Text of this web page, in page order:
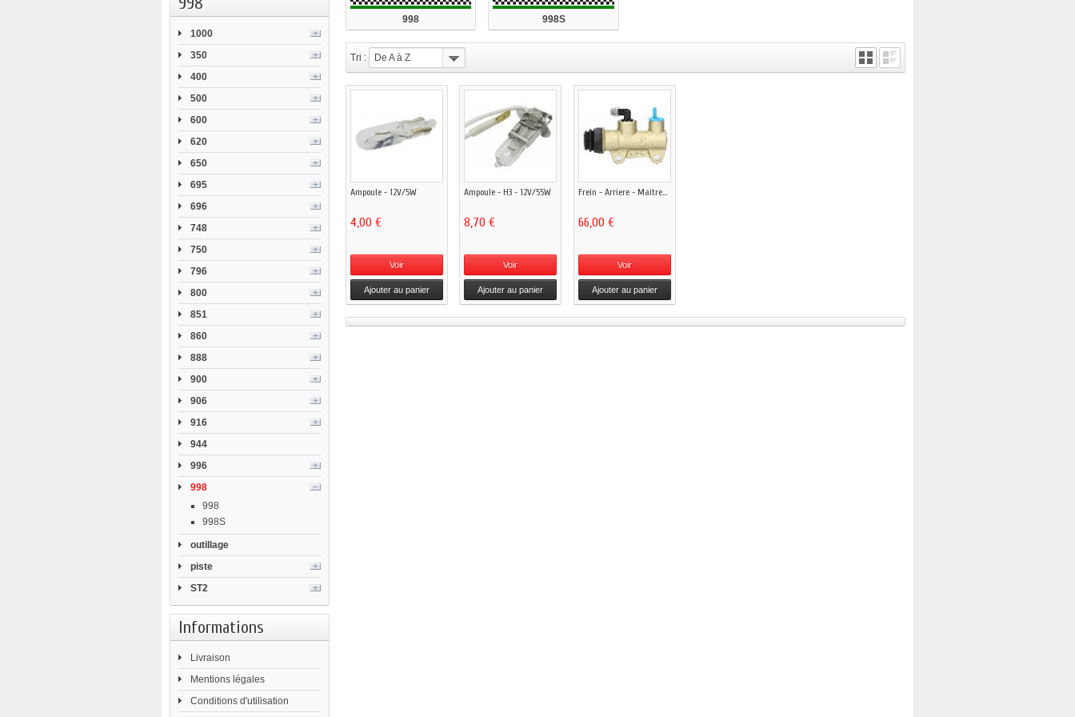
1000
350
400
500
600
620
650
695
696
748
750
796
800
851
860
888
900
906
916
944
996
998
998
998S
outillage
piste
ST2
Informations
Livraison
Mentions légales
Conditions d'utilisation
998 998S
Tri : De A à Z
Ampoule - 12V/5W
4,00 €
Voir
Ajouter au panier
Ampoule - H3 - 12V/55W
8,70 €
Voir
Ajouter au panier
Frein - Arriere - Maitre...
66,00 €
Voir
Ajouter au panier